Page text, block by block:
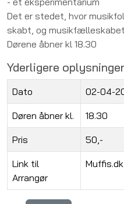
Det er stedet, hvor
skabt, og
Dørene åbner kl 18.30
Yderligere
Dato 02-04-
Døren åbner kl. 18.30
Pris 50,-
Link til
Arrangør
Muffis.dk